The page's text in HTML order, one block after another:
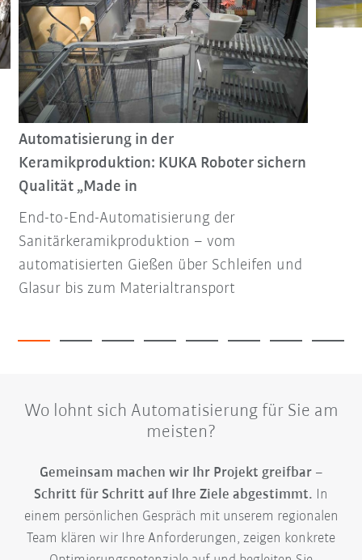
Automatisierung in der
Keramikproduktion: KUKA Roboter sichern
Qualität „Made in
End-to-End-Automatisierung der
Sanitärkeramikproduktion – vom
automatisierten Gießen über Schleifen und
Glasur bis zum Materialtransport
Wo lohnt sich Automatisierung für Sie am
meisten?
Gemeinsam machen wir Ihr Projekt greifbar –
Schritt für Schritt auf Ihre Ziele abgestimmt. In
einem persönlichen Gespräch mit unserem regionalen
Team klären wir Ihre Anforderungen, zeigen konkrete